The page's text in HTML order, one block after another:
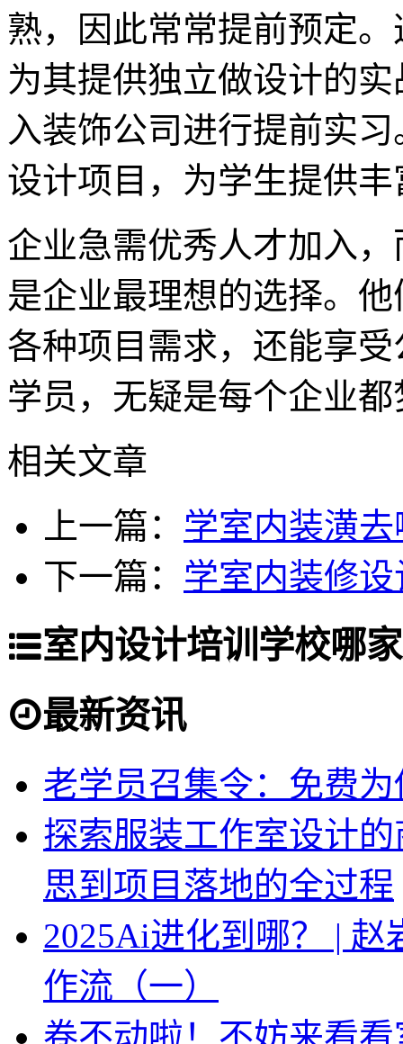
熟，因此常常提前预定
为其提供独立做设计的
入装饰公司进行提前实
设计项目，为学生提供
企业急需优秀人才加入
是企业最理想的选择。
各种项目需求，还能享
学员，无疑是每个企业
相关文章
上一篇： 学室内装潢
下一篇： 学室内装修
室内设计培训学校哪
最新资讯
老学员召集令：免费
探索服装工作室设计
思到项目落地的全过程
2025Ai进化到哪？ |
作流（一）
卷不动啦！不妨来看